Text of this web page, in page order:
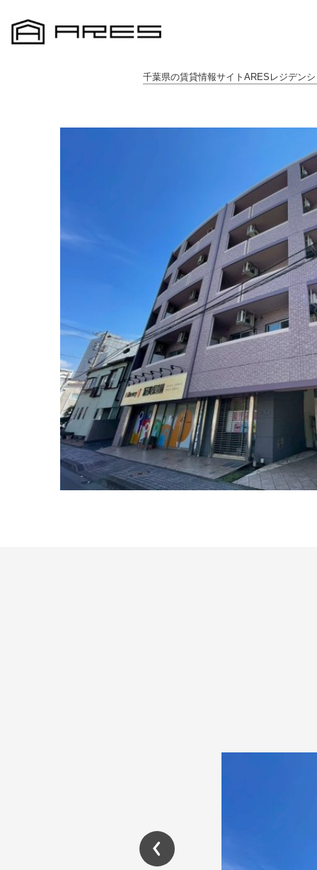
千葉県の賃貸情報サイトARESレジデン